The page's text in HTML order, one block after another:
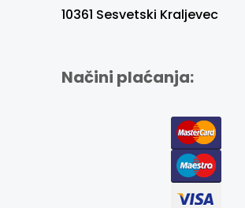
10361 Sesvetski Kraljevec
Načini plaćanja: